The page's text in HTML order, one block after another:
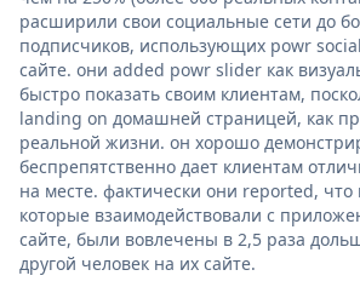
расширили свои социальные сети до
подписчиков, использующих powr
сайте. они added powr slider как
быстро показать своим клиентам,
landing on домашней страницей, как
реальной жизни. он хорошо
беспрепятственно дает клиентам
на месте. фактически они reported, что
которые взаимодействовали с
сайте, были вовлечены в 2,5 раза
другой человек на их сайте.